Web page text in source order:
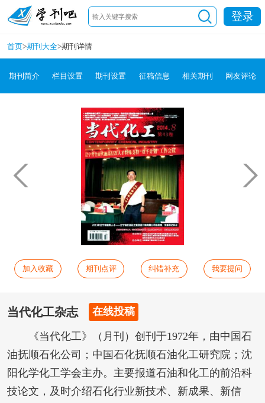
登录
首页>期刊大全>期刊详情
期刊简介 栏目设置 期刊设置 征稿信息 相关期刊 网友评论
加入收藏 期刊点评 纠错补充 我要提问
当代化工杂志 在线投稿
《当代化工》（月刊）创刊于1972年，由中国石
油抚顺石化公司；中国石化抚顺石油化工研究院；沈
阳化学化工学会主办。主要报道石油和化工的前沿科
技论文，及时介绍石化行业新技术、新成果、新信